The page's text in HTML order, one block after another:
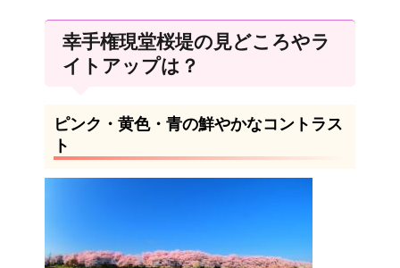
幸手権現堂桜堤の見どころやラ
イトアップは？
ピンク・黄色・青の鮮やかなコントラス
ト